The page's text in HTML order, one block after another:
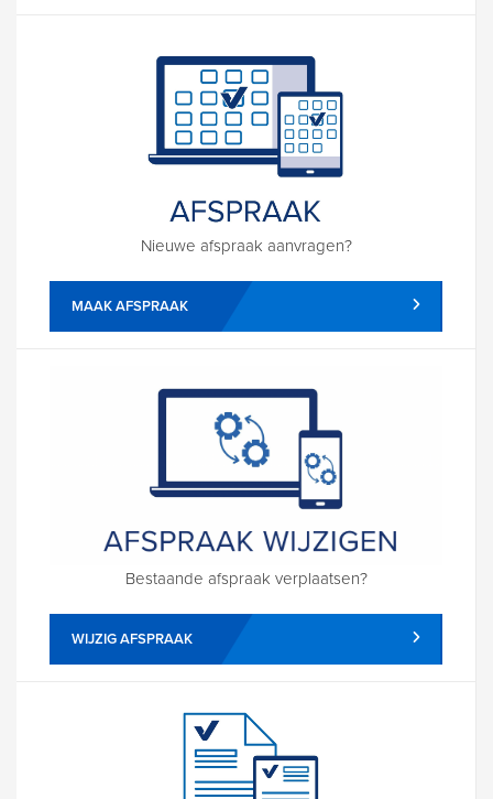
Nieuwe afspraak aanvragen?
MAAK AFSPRAAK
Bestaande afspraak verplaatsen?
WIJZIG AFSPRAAK